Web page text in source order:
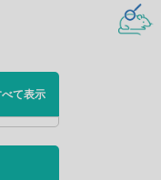
て表示